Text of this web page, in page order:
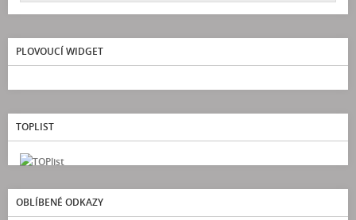
PLOVOUCÍ WIDGET
TOPLIST
OBLÍBENÉ ODKAZY